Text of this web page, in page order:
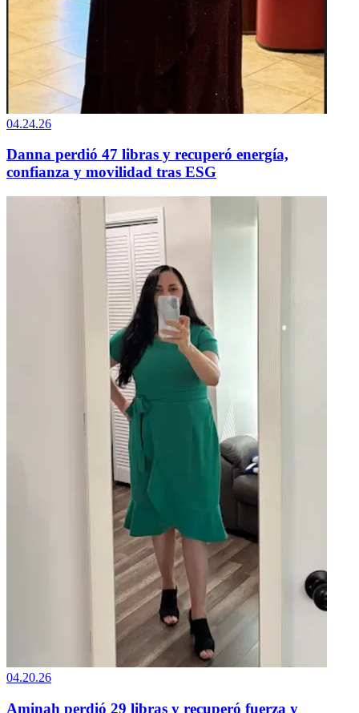
04.24.26
Danna perdió 47 libras y recuperó energía,
confianza y movilidad tras ESG
04.20.26
Aminah perdió 29 libras y recuperó fuerza y